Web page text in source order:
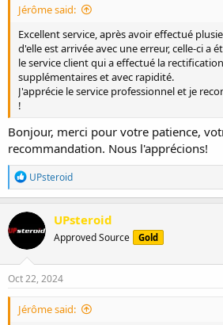
e
Jérôme said:
Excellent service, après avoir effectué
d'elle est arrivée avec une erreur, celle-ci a
le service client qui a effectué la
supplémentaires et avec rapidité.
J'apprécie le service professionnel et je
!
Bonjour, merci pour votre patience,
recommandation. Nous l'apprécions!
R
e
a
c
t
o
n
s
UPsteroid
UPsteroid
Approved Source Gold
Oct 22, 2024
Jérôme said: